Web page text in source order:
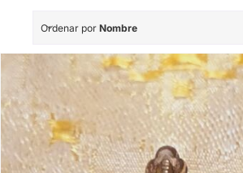
Ordenar por Nombre